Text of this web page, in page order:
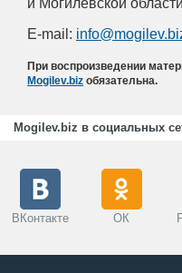
E-mail:
При воспроизведении
Mogilev.biz обязательна.
Mogilev.biz в социальных
ВКонтакте ОК